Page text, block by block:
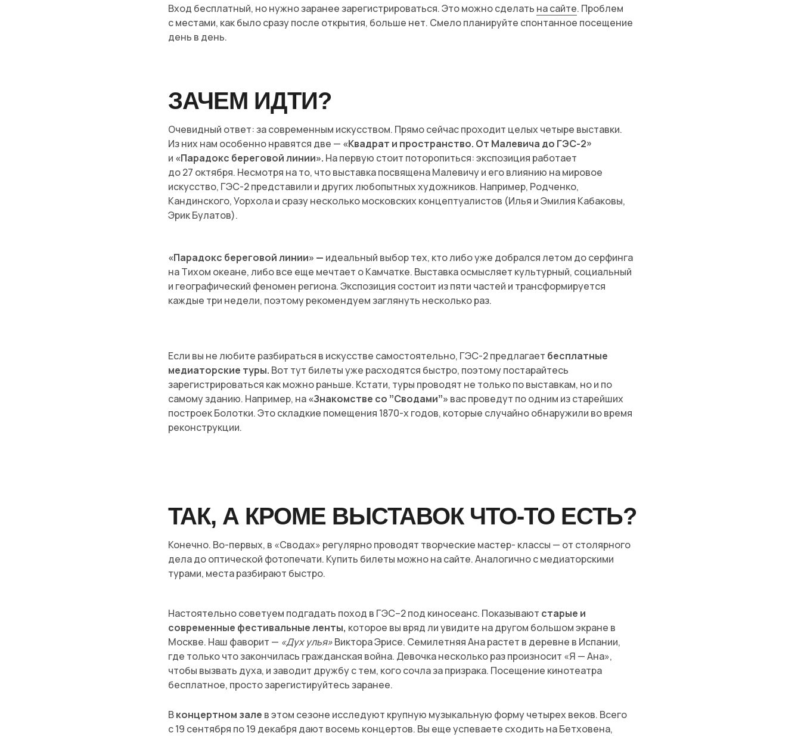
Вход бесплатный, но нужно заранее зарегистрироваться. Это можно сделать на сайте. Проблем
с местами, как было сразу после открытия, больше нет. Смело планируйте спонтанное посещение
день в день.
Очевидный ответ: за современным искусством. Прямо сейчас проходит целых четыре выставки.
Из них нам особенно нравятся две — «Квадрат и пространство. От Малевича до ГЭС-2»
и «Парадокс береговой линии». На первую стоит поторопиться: экспозиция работает
до 27 октября. Несмотря на то, что выставка посвящена Малевичу и его влиянию на мировое
искусство, ГЭС-2 представили и других любопытных художников. Например, Родченко,
Кандинского, Уорхола и сразу несколько московских концептуалистов (Илья и Эмилия Кабаковы,
Эрик Булатов).
ЗАЧЕМ ИДТИ?
«Парадокс береговой линии» — идеальный выбор тех, кто либо уже добрался летом до серфинга
на Тихом океане, либо все еще мечтает о Камчатке. Выставка осмысляет культурный, социальный
и географический феномен региона. Экспозиция состоит из пяти частей и трансформируется
каждые три недели, поэтому рекомендуем заглянуть несколько раз.
ТАК, А КРОМЕ ВЫСТАВОК ЧТО-ТО ЕСТЬ?
Настоятельно советуем подгадать поход в ГЭС–2 под киносеанс. Показывают старые и
современные фестивальные ленты, которое вы вряд ли увидите на другом большом экране в
Москве. Наш фаворит — «Дух улья»Виктора Эрисе. Семилетняя Ана растет в деревне в Испании,
где только что закончилась гражданская война. Девочка несколько раз произносит «Я — Ана»,
чтобы вызвать духа, и заводит дружбу с тем, кого сочла за призрака. Посещение кинотеатра
бесплатное, просто зарегистируйтесь заранее.
Если вы не любите разбираться в искусстве самостоятельно, ГЭС-2 предлагает бесплатные
медиаторские туры. Вот тут билеты уже расходятся быстро, поэтому постарайтесь
зарегистрироваться как можно раньше. Кстати, туры проводят не только по выставкам, но и по
самому зданию. Например, на«Знакомстве со ˮСводамиˮ» вас проведут по одним из старейших
построек Болотки. Это складкие помещения 1870-х годов, которые случайно обнаружили во время
реконструкции.
Конечно. Во-первых, в «Сводах» регулярно проводят творческие мастер- классы — от столярного
дела до оптической фотопечати. Купить билеты можно на сайте. Аналогично с медиаторскими
турами, места разбирают быстро.
Вконцертном зале в этом сезоне исследуют крупную музыкальную форму четырех веков. Всего
с 19 сентября по 19 декабря дают восемь концертов. Вы еще успеваете сходить на Бетховена,